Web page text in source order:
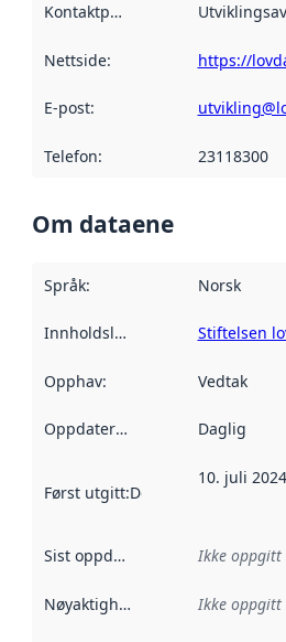
Kontaktpunkt
Nettside: https://
E-post:
Telefon: 23118300
Om dataene
Språk: Norsk
Innholdsleverandører :
Stiftelsen
Opphav: Vedtak
Oppdateringsfrekvens :
Daglig
Først utgitt:Denne datoen sier
10. juli 2024
Sist oppdatert Ikke oppgitt
Nøyaktighet Ikke oppgitt